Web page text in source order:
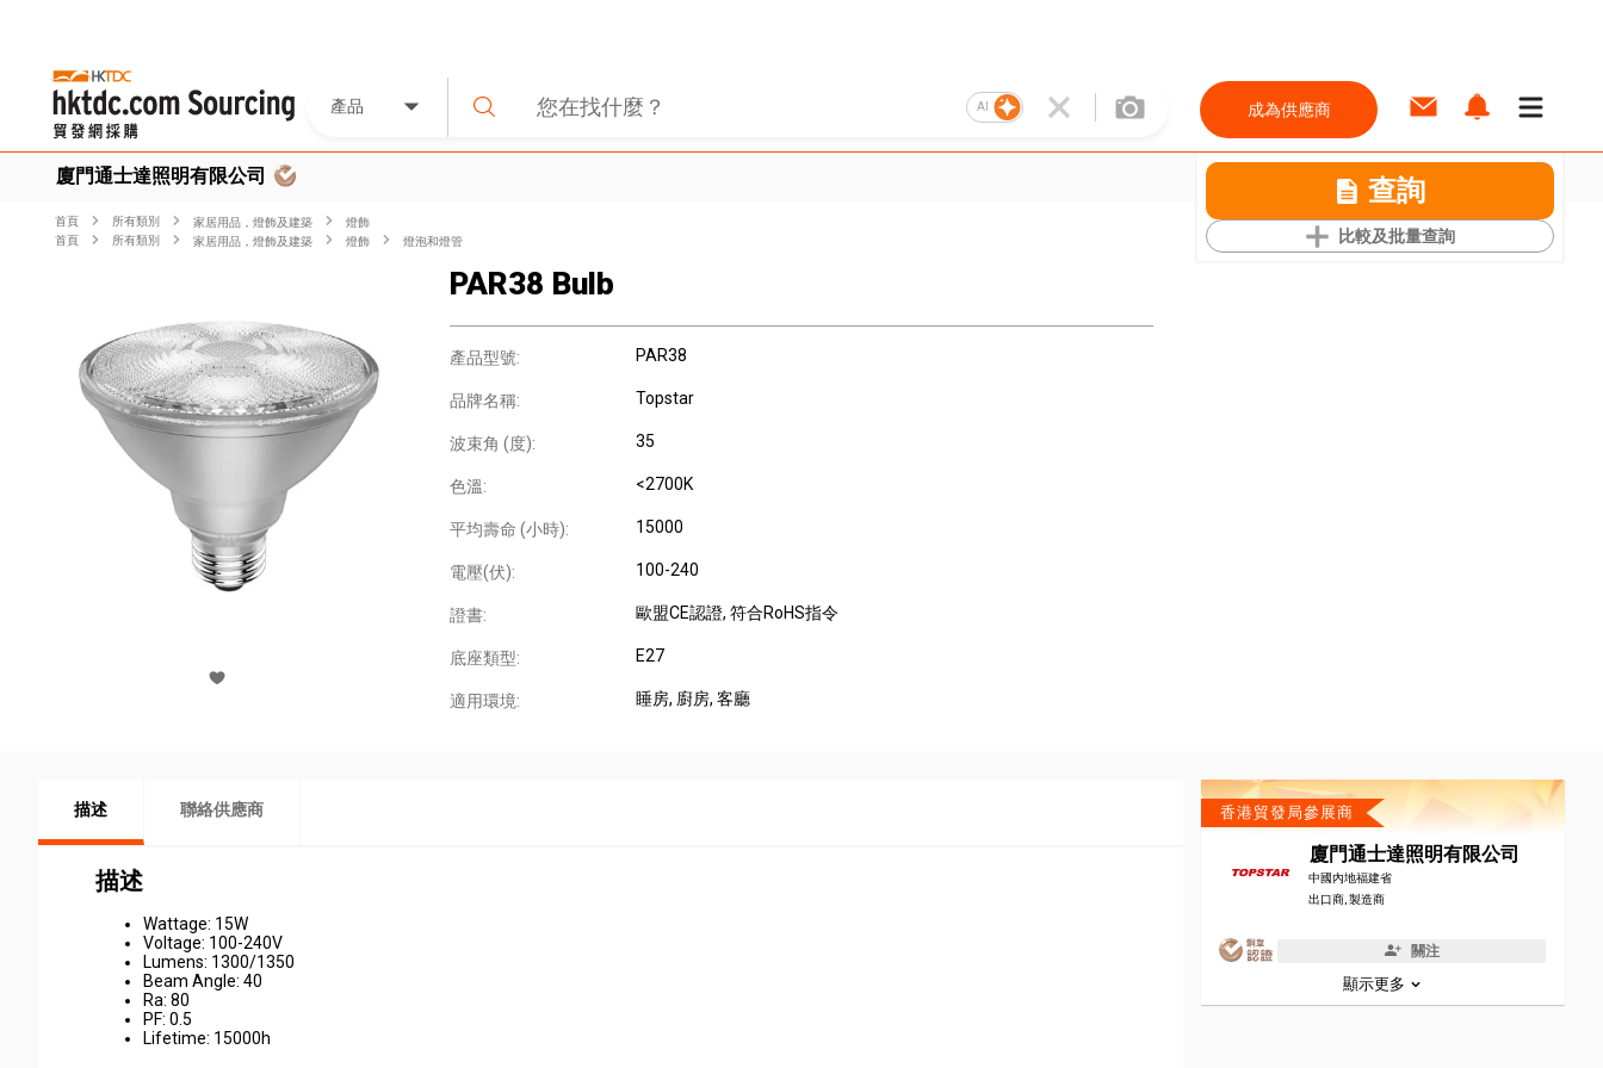
產品 AI 成為供應商
廈門通士達照明有限公司 查詢
比較及批量查詢
首頁 所有類別 家居用品，燈飾及建築
燈飾
首頁
所有類別 家居用品，燈飾及建築 燈飾 燈泡和燈管
PAR38 Bulb
產品型號: PAR38
品牌名稱: Topstar
波束角 (度): 35
色溫: <2700K
平均壽命 (小時): 15000
電壓(伏): 100-240
證書: 歐盟CE認證, 符合RoHS指令
底座類型: E27
適用環境: 睡房, 廚房, 客廳
描述 聯絡供應商
描述
Wattage: 15W
Voltage: 100-240V
Lumens: 1300/1350
Beam Angle: 40
Ra: 80
PF: 0.5
Lifetime: 15000h
香港貿發局參展商
廈門通士達照明有限公司
中國內地福建省
出口商, 製造商
關注
顯示更多